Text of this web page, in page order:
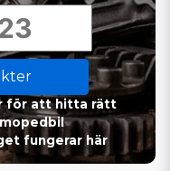
för att hitta rätt
fungerar här